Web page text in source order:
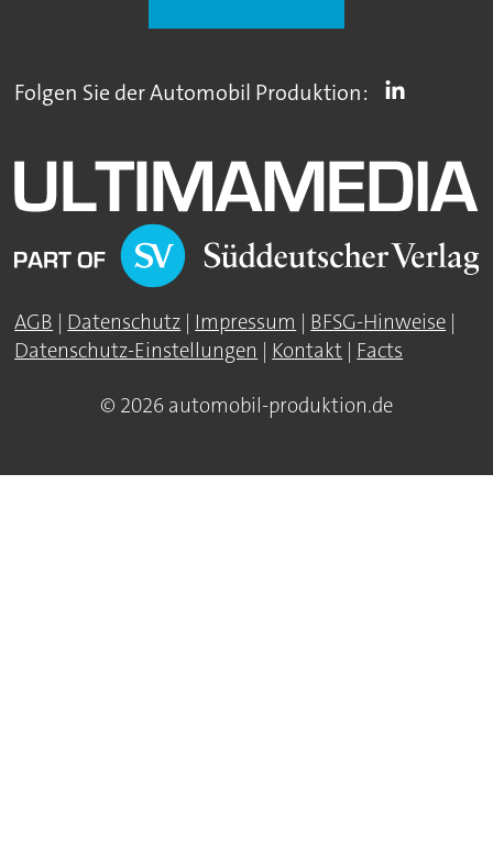
Folgen Sie der Automobil Produktion:
AGB | Datenschutz | Impressum | BFSG-Hinweise |
Datenschutz-Einstellungen | Kontakt | Facts
© 2026 automobil-produktion.de